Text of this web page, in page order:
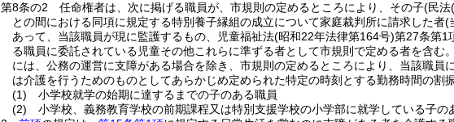
第8条の2
任命権者は、次に掲げる職員が、市規則の定めるところにより、その子(民法
との間における同項に規定する特別養子縁組の成立について家庭裁判所に請求した者(
あって、当該職員が現に監護するもの、児童福祉法(昭和22年法律第164号)第27条第1
る職員に委託されている児童その他これらに準ずる者として市規則で定める者を含む
には、公務の運営に支障がある場合を除き、市規則の定めるところにより、当該職員
は介護を行うためのものとしてあらかじめ定められた特定の時刻とする勤務時間の割
(1)
小学校就学の始期に達するまでの子のある職員
(2)
小学校、義務教育学校の前期課程又は特別支援学校の小学部に就学している子